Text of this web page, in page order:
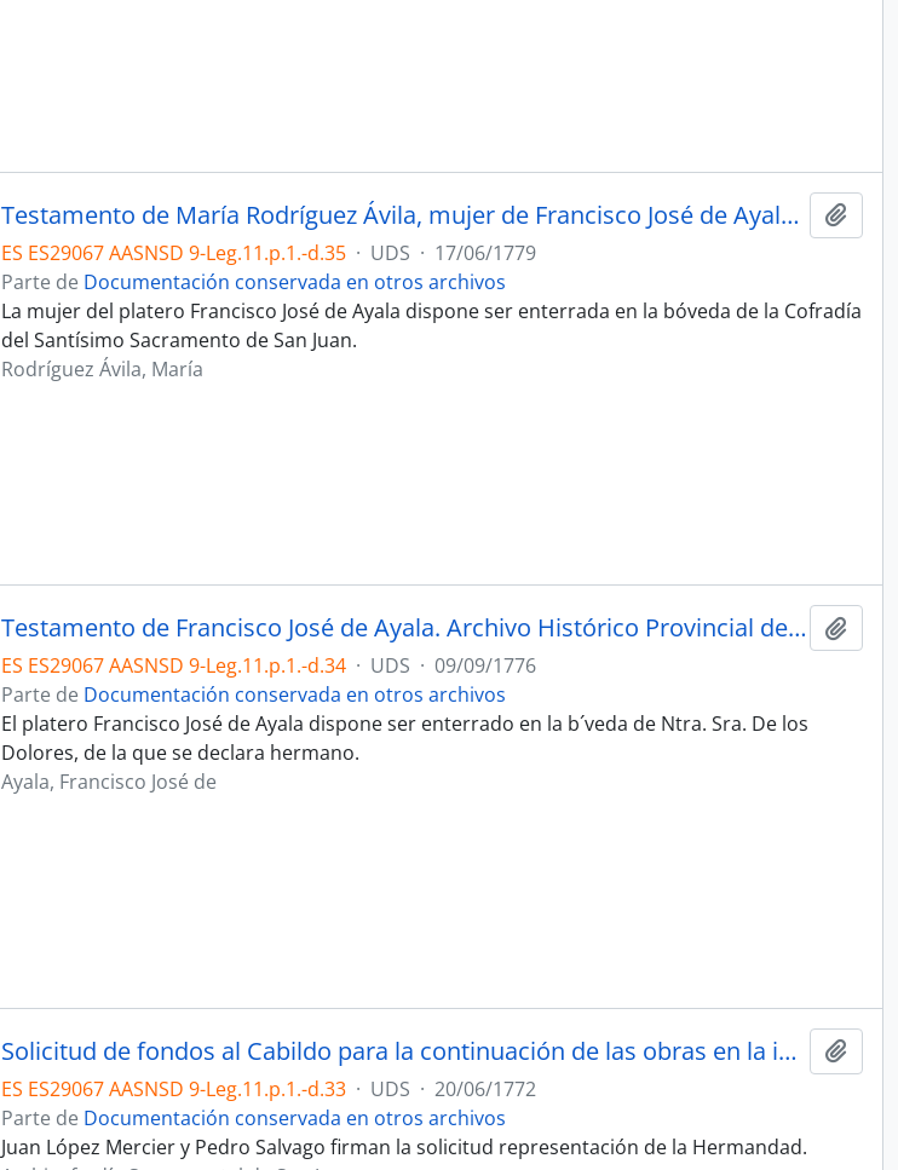
Testamento de María Rodríguez Ávila, mujer de Francisco José de Ayala. Archivo Histórico Provincial de Málaga. Legajo 2969, folio 628. Escribanía de Miguel Martínez de Valdivia.
ES ES29067 AASNSD 9-Leg.11.p.1.-d.35 · UDS · 17/06/1779
Parte de Documentación conservada en otros archivos
La mujer del platero Francisco José de Ayala dispone ser enterrada en la bóveda de la Cofradía
del Santísimo Sacramento de San Juan.
Rodríguez Ávila, María
Testamento de Francisco José de Ayala. Archivo Histórico Provincial de Málaga. Legajo 2966, folio 598. Escribanía de Miguel Martínez de Valdivia.
ES ES29067 AASNSD 9-Leg.11.p.1.-d.34 · UDS · 09/09/1776
Parte de Documentación conservada en otros archivos
El platero Francisco José de Ayala dispone ser enterrado en la b´veda de Ntra. Sra. De los
Dolores, de la que se declara hermano.
Ayala, Francisco José de
Solicitud de fondos al Cabildo para la continuación de las obras en la iglesia de San Juan.
ES ES29067 AASNSD 9-Leg.11.p.1.-d.33 · UDS · 20/06/1772
Parte de Documentación conservada en otros archivos
Juan López Mercier y Pedro Salvago firman la solicitud representación de la Hermandad.